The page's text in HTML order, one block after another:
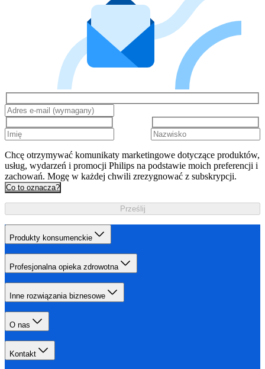
Chcę otrzymywać komunikaty marketingowe dotyczące produktów,
usług, wydarzeń i promocji Philips na podstawie moich preferencji i
zachowań. Mogę w każdej chwili zrezygnować z subskrypcji.
Co to oznacza?
Prześlij
Produkty konsumenckie
Profesjonalna opieka zdrowotna
Inne rozwiązania biznesowe
O nas
Kontakt